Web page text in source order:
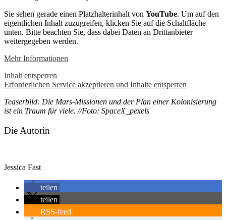
Sie sehen gerade einen Platzhalterinhalt von YouTube. Um auf den
eigentlichen Inhalt zuzugreifen, klicken Sie auf die Schaltfläche
unten. Bitte beachten Sie, dass dabei Daten an Drittanbieter
weitergegeben werden.
Mehr Informationen
Inhalt entsperren
Erforderlichen Service akzeptieren und Inhalte entsperren
Teaserbild: Die Mars-Missionen und der Plan einer Kolonisierung
ist ein Traum für viele. //Foto: SpaceX_pexels
Die Autorin
Jessica Fast
teilen
teilen
RSS-feed